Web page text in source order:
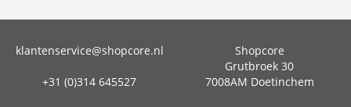
klantenservice@shopcore.nl
+31 (0)314 645527
Shopcore
Grutbroek 30
7008AM Doetinchem